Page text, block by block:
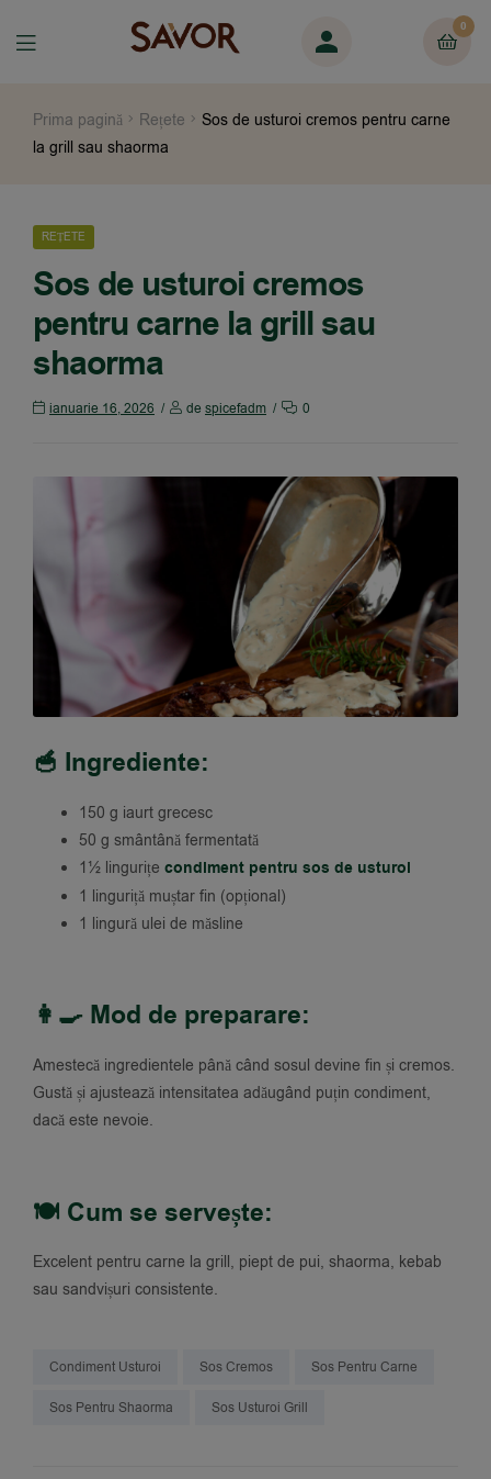
0
Prima pagină Rețete
Sos de usturoi cremos pentru carne
la grill sau shaorma
REȚETE
Sos de usturoi cremos
pentru carne la grill sau
shaorma
ianuarie 16, 2026 de spicefadm 0
🥣 Ingrediente:
150 g iaurt grecesc
50 g smântână fermentată
1½ lingurițe condiment pentru sos de usturoi
1 linguriță muștar fin (opțional)
1 lingură ulei de măsline
👩‍🍳 Mod de preparare:
Amestecă ingredientele până când sosul devine fin și cremos.
Gustă și ajustează intensitatea adăugând puțin condiment,
dacă este nevoie.
🍽 Cum se servește:
Excelent pentru carne la grill, piept de pui, shaorma, kebab
sau sandvișuri consistente.
Condiment Usturoi Sos Cremos Sos Pentru Carne
Sos Pentru Shaorma Sos Usturoi Grill